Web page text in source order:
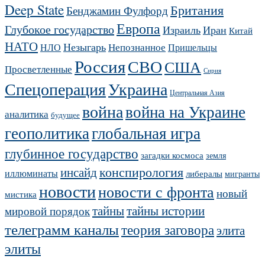
Deep StateБенджамин ФулфордБритания
Глубокое государствоЕвропаИзраильИран Китай
НАТОНЛО НезыгарьНепознанное Пришельцы
Просветленные РоссияСВОСША Сирия
СпецоперацияУкраина Центральная Азия
аналитика будущее войнавойна на Украине
геополитикаглобальная игра
глубинное государство загадки космоса земля
иллюминатыинсайдконспирология либералы мигранты
мистика новостиновости с фронтановый
мировой порядоктайнытайны истории
телеграмм каналытеория заговораэлита
элиты